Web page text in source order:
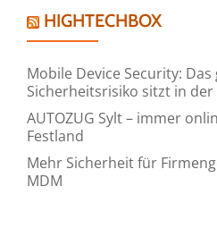
HIGHTECHBOX
Mobile Device Security:
Sicherheitsrisiko sitzt in
AUTOZUG Sylt – immer
Festland
Mehr Sicherheit für
MDM